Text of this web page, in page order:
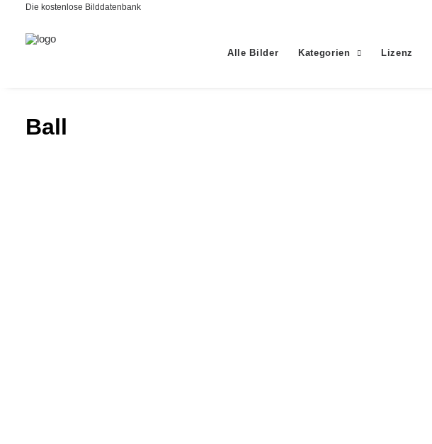
Die kostenlose Bilddatenbank
Alle Bilder Kategorien Lizenz
Ball